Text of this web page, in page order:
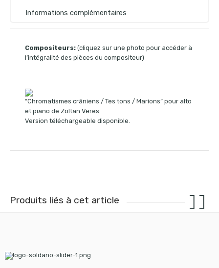
Informations complémentaires
Compositeurs: (cliquez sur une photo pour accéder à
l’intégralité des pièces du compositeur)
“Chromatismes crâniens / Tes tons / Marions” pour alto
et piano de Zoltan Veres.
Version téléchargeable disponible.
Produits liés à cet article